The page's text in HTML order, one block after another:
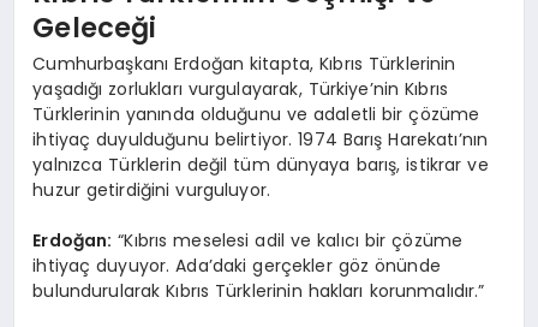
Geleceği
Cumhurbaşkanı Erdoğan kitapta, Kıbrıs Türklerinin
yaşadığı zorlukları vurgulayarak, Türkiye’nin Kıbrıs
Türklerinin yanında olduğunu ve adaletli bir çözüme
ihtiyaç duyulduğunu belirtiyor. 1974 Barış Harekatı’nın
yalnızca Türklerin değil tüm dünyaya barış, istikrar ve
huzur getirdiğini vurguluyor.
Erdoğan: “Kıbrıs meselesi adil ve kalıcı bir çözüme
ihtiyaç duyuyor. Ada’daki gerçekler göz önünde
bulundurularak Kıbrıs Türklerinin hakları korunmalıdır.”